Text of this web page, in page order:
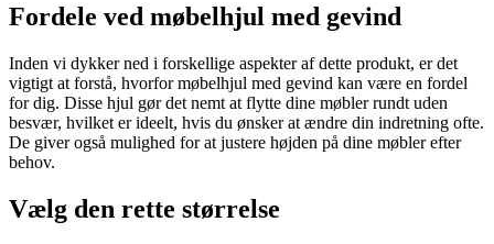
Fordele ved møbelhjul med gevind
Inden vi dykker ned i forskellige aspekter af dette produkt, er det
vigtigt at forstå, hvorfor møbelhjul med gevind kan være en fordel
for dig. Disse hjul gør det nemt at flytte dine møbler rundt uden
besvær, hvilket er ideelt, hvis du ønsker at ændre din indretning ofte.
De giver også mulighed for at justere højden på dine møbler efter
behov.
Vælg den rette størrelse